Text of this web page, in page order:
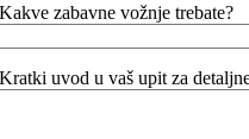
Kakve zabavne vožnje trebate?
Kratki uvod u vaš upit za